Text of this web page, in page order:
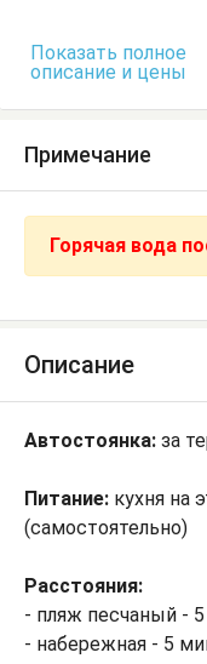
Показать полное
описание и цены
Примечание
Горячая вода
Описание
Автостоянка: за
Питание: кухня на
(самостоятельно)
Расстояния:
- пляж песчаный -
- набережная - 5